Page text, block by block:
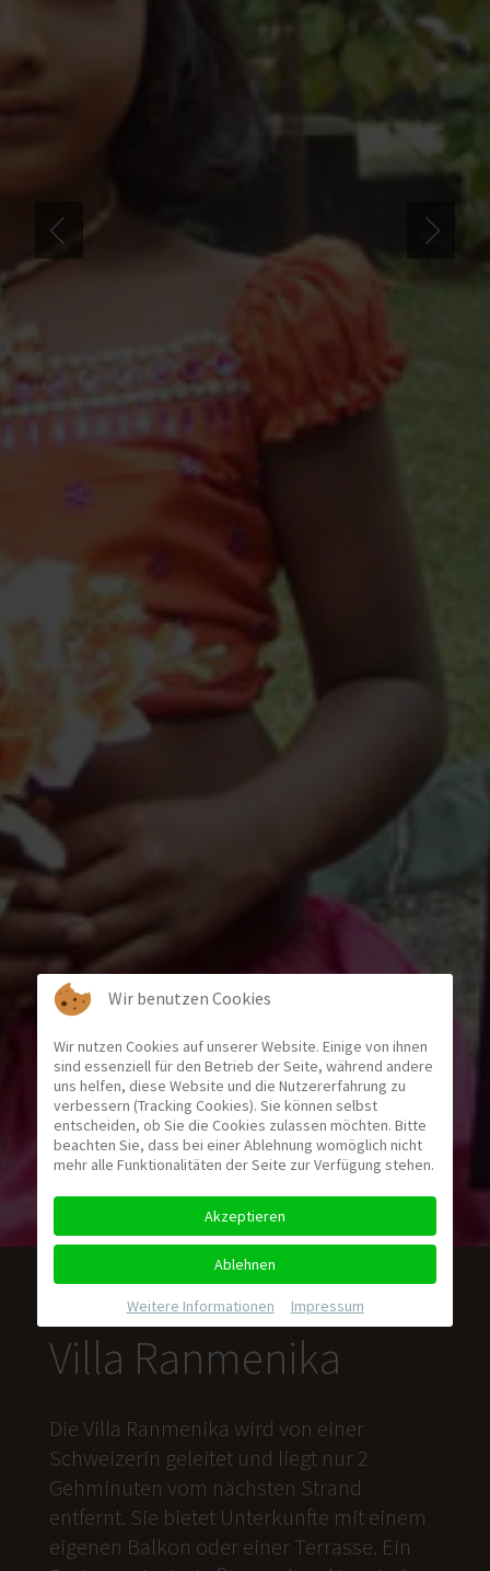
Villa Ranmenika
Die Villa Ranmenika wird von einer
Schweizerin geleitet und liegt nur 2
Gehminuten vom nächsten Strand
entfernt. Sie bietet Unterkünfte mit einem
eigenen Balkon oder einer Terrasse. Ein
Wir benutzen Cookies
Wir nutzen Cookies auf unserer Website. Einige von ihnen
sind essenziell für den Betrieb der Seite, während andere
uns helfen, diese Website und die Nutzererfahrung zu
verbessern (Tracking Cookies). Sie können selbst
entscheiden, ob Sie die Cookies zulassen möchten. Bitte
beachten Sie, dass bei einer Ablehnung womöglich nicht
mehr alle Funktionalitäten der Seite zur Verfügung stehen.
Akzeptieren
Ablehnen
Weitere Informationen Impressum